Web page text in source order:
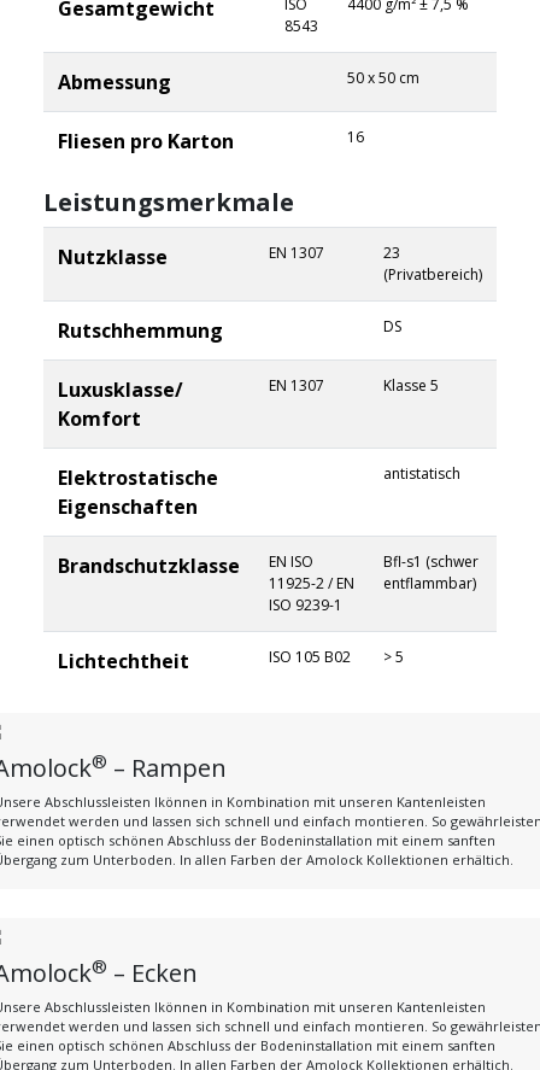
Gesamtgewicht
8543
Abmessung 50 x 50 cm
Fliesen pro Karton 16
Leistungsmerkmale
Nutzklasse EN 1307
23
(Privatbereich)
Rutschhemmung DS
Luxusklasse/
Komfort
EN 1307 Klasse 5
Elektrostatische
Eigenschaften
antistatisch
Brandschutzklasse
EN ISO
11925-2 / EN
ISO 9239-1
Bfl-s1 (schwer
entflammbar)
Lichtechtheit ISO 105 B02 > 5
® – Rampen
Abschlussleisten lkönnen in Kombination mit unseren Kantenleisten
werden und lassen sich schnell und einfach montieren. So
einen optisch schönen Abschluss der Bodeninstallation mit einem sanften
zum Unterboden. In allen Farben der Amolock Kollektionen erhältich.
® – Ecken
Abschlussleisten lkönnen in Kombination mit unseren Kantenleisten
werden und lassen sich schnell und einfach montieren. So
einen optisch schönen Abschluss der Bodeninstallation mit einem sanften
zum Unterboden. In allen Farben der Amolock Kollektionen erhältich.